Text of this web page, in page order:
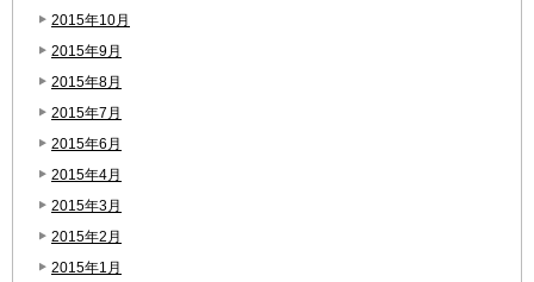
2015年10月
2015年9月
2015年8月
2015年7月
2015年6月
2015年4月
2015年3月
2015年2月
2015年1月